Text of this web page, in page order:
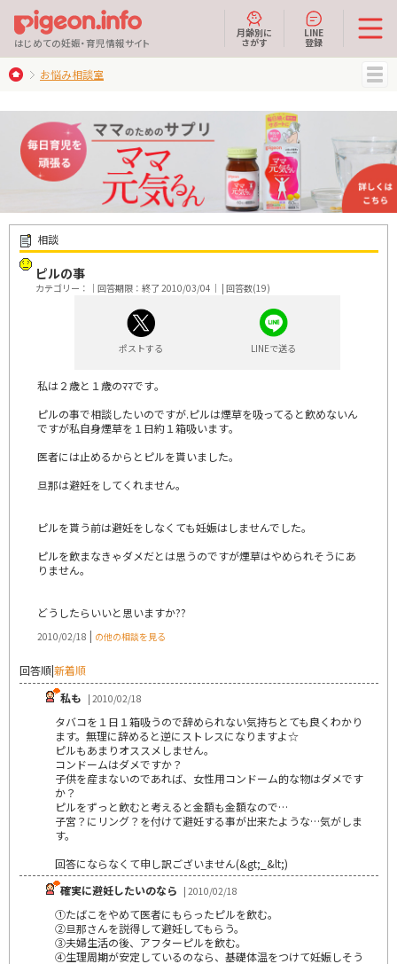
はじめての妊娠・育児情報サイト
月齢別に
さがす
LINE
登録
お悩み相談室
相談
ピルの事
カテゴリー：｜回答期限：終了 2010/03/04｜ | 回答数(19)
ポストする LINEで送る
私は２歳と１歳のﾏﾏです｡
ピルの事で相談したいのですが.ピルは煙草を吸ってると飲めないん
ですが私自身煙草を１日約１箱吸います｡
医者には止めるからとピルを貰いました｡
旦那は避妊をしてくれません｡
ピルを貰う前は避妊をしなくても妊娠はしませんでした｡
ピルを飲まなきゃダメだとは思うのですが煙草はやめられそうにあ
りません｡
どうしたらいいと思いますか??
2010/02/18 | の他の相談を見る
回答順|新着順
私も | 2010/02/18
タバコを１日１箱吸うので辞められない気持ちとても良くわかり
ます。無理に辞めると逆にストレスになりますよ☆
ピルもあまりオススメしません。
コンドームはダメですか？
子供を産まないのであれば、女性用コンドーム的な物はダメです
か？
ピルをずっと飲むと考えると金額も金額なので…
子宮？にリング？を付けて避妊する事が出来たような…気がしま
す。
回答にならなくて申し訳ございません(&gt;_&lt;)
確実に避妊したいのなら | 2010/02/18
①たばこをやめて医者にもらったピルを飲む。
②旦那さんを説得して避妊してもらう。
③夫婦生活の後、アフターピルを飲む。
④生理周期が安定しているのなら、基礎体温をつけて妊娠しそう